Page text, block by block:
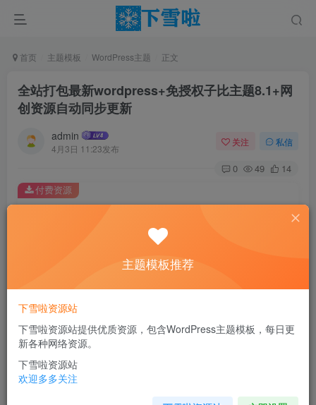
首页 主题模板 WordPress主题 正文
全站打包最新wordpress+免授权子比主题8.1+网
创资源自动同步更新
admin
4月3日 11:23发布
关注 私信
0 49 14
此内容为付费资源，请付费后查看
￥9.9
您当前未登录！建议登陆后购买，可保存购买订单
付费资源
主要功能
主题模板推荐
下雪啦资源站
下雪啦资源站提供优质资源，包含WordPress主题模板，每日更
新各种网络资源。
下雪啦资源站
欢迎多多关注